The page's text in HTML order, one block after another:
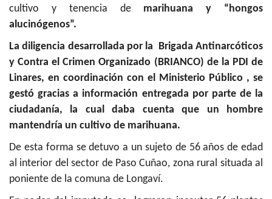
cultivo y tenencia de marihuana y “hongos
alucinógenos”.
La diligencia desarrollada por la Brigada Antinarcóticos
y Contra el Crimen Organizado (BRIANCO) de la PDI de
Linares, en coordinación con el Ministerio Público , se
gestó gracias a información entregada por parte de la
ciudadanía, la cual daba cuenta que un hombre
mantendría un cultivo de marihuana.
De esta forma se detuvo a un sujeto de 56 años de edad
al interior del sector de Paso Cuñao, zona rural situada al
poniente de la comuna de Longaví.